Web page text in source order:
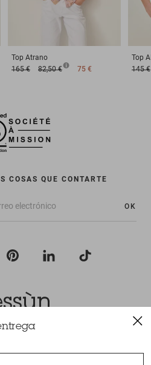
Top Atrano
165 €
82,50 € 75 €
Top
145 €
COSAS QUE CONTARTE
OK
reservados Sessùn 2022